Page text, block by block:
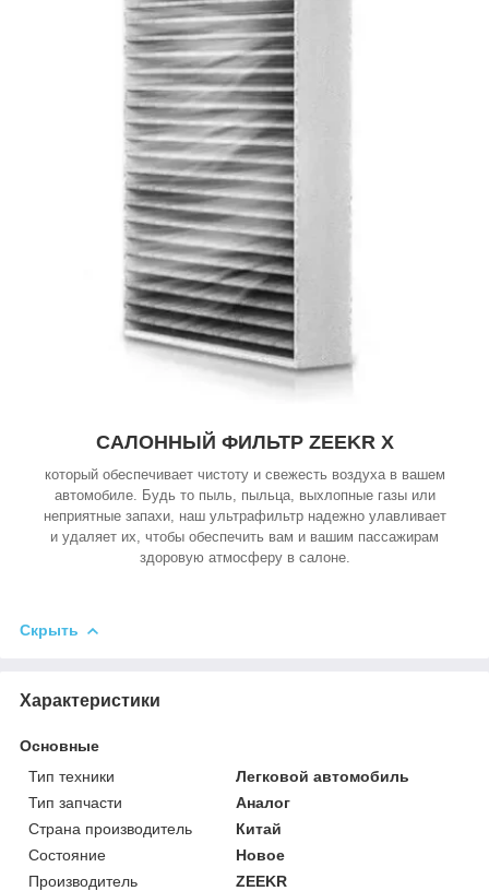
САЛОННЫЙ ФИЛЬТР ZEEKR X
который обеспечивает чистоту и свежесть воздуха в вашем
автомобиле. Будь то пыль, пыльца, выхлопные газы или
неприятные запахи, наш ультрафильтр надежно улавливает
и удаляет их, чтобы обеспечить вам и вашим пассажирам
здоровую атмосферу в салоне.
Скрыть
Характеристики
Основные
Тип техники
Легковой автомобиль
Тип запчасти
Аналог
Страна производитель
Китай
Состояние
Новое
Производитель
ZEEKR